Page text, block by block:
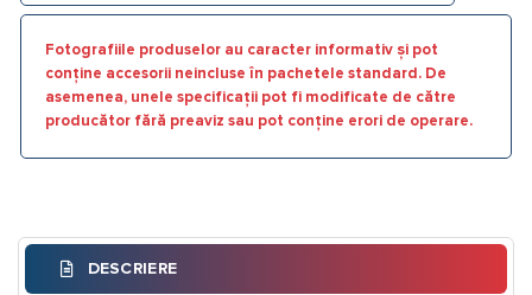
Fotografiile produselor au caracter informativ și pot
conține accesorii neincluse în pachetele standard. De
asemenea, unele specificații pot fi modificate de către
producător fără preaviz sau pot conține erori de operare.
DESCRIERE